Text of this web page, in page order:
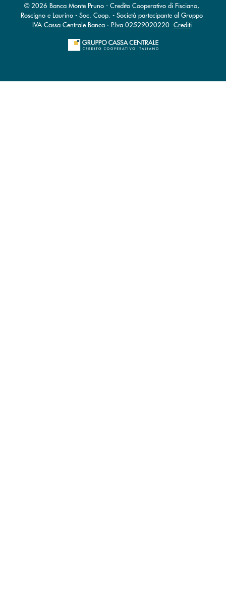
© 2026 Banca Monte Pruno - Credito Cooperativo di Fisciano,
Roscigno e Laurino - Soc. Coop. - Società partecipante al Gruppo
IVA Cassa Centrale Banca · P.Iva 02529020220 Crediti